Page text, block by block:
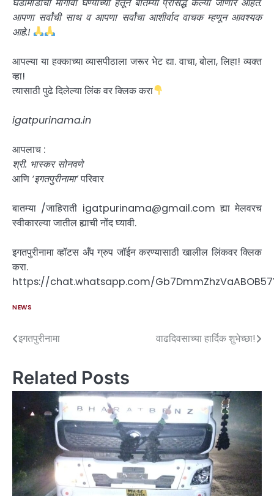
आपणा सर्वांची साथ व आपणा सर्वांचा आशीर्वाद वाचक म्हणून आवश्यक
आहे.!
आपल्या या हक्काच्या व्यासपीठाला जरूर भेट द्या. वाचा, बोला, लिहा! व्यक्त
व्हा!
त्यासाठी पुढे दिलेल्या लिंक वर क्लिक करा
igatpurinama.in
आपलाच :
श्री. भास्कर सोनवणे
आणि ‘इगतपुरीनामा’परिवार
बातम्या /जाहिराती igatpurinama@gmail.com ह्या मेलवरच
स्वीकारल्या जातील ह्याची नोंद घ्यावी.
इगतपुरीनामा व्हॉटस अँप ग्रुप जॉईन करण्यासाठी खालील लिंकवर क्लिक
करा.
https://chat.whatsapp.com/
NEWS
इगतपुरीनामा वाढदिवसाच्या हार्दिक शुभेच्छा!
Related Posts